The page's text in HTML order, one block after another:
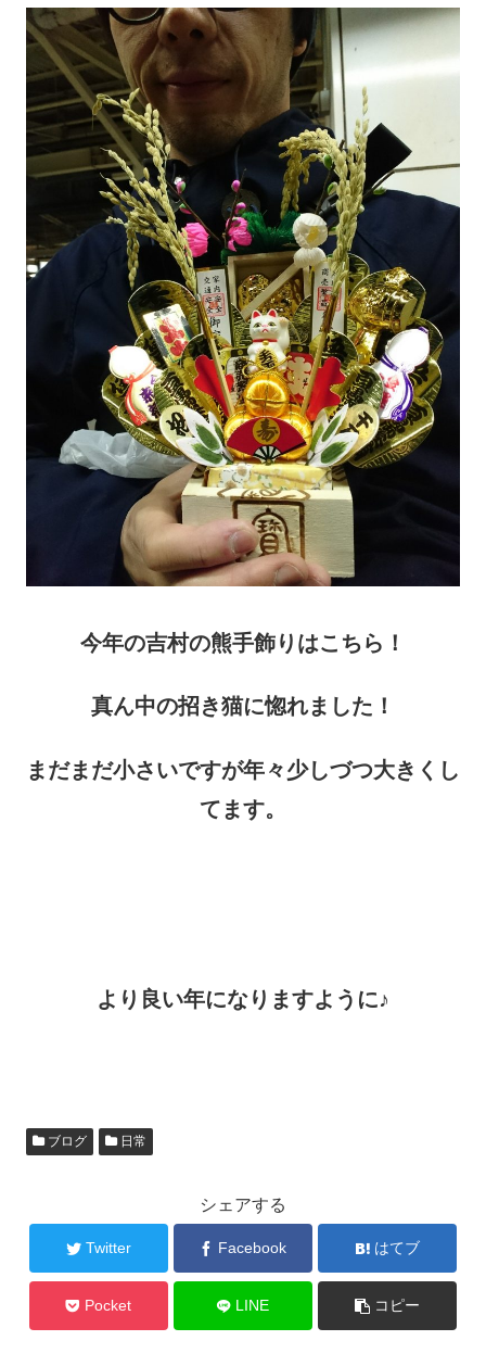
今年の吉村の熊手飾りはこちら！
真ん中の招き猫に惚れました！
まだまだ小さいですが年々少しづつ大きくし
てます。
より良い年になりますように♪
ブログ 日常
シェアする
Twitter Facebook はてブ
Pocket LINE コピー